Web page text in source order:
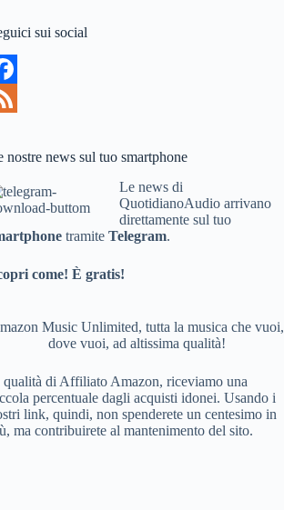
sui social
nostre news sul tuo smartphone
Le news di
QuotidianoAudio arrivano
direttamente sul tuo
tramiteTelegram.
come! È gratis!
Music Unlimited, tutta la musica che vuoi,
dove vuoi, ad altissima qualità!
qualità di Affiliato Amazon, riceviamo una
percentuale dagli acquisti idonei. Usando i
link, quindi, non spenderete un centesimo in
ma contribuirete al mantenimento del sito.